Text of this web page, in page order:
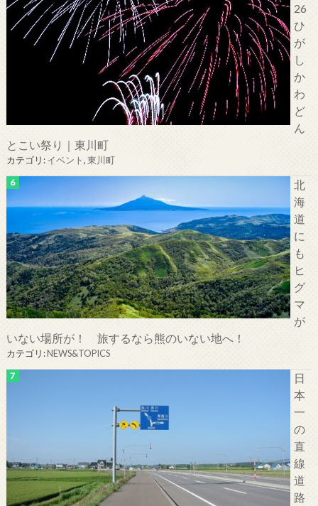
26
ひ
が
し
か
わ
ど
ん
とこい祭り｜東川町
カテゴリ:イベント,東川町
北
海
道
に
も
ヒ
グ
マ
が
いない場所が！ 旅するなら熊のいない地へ！
カテゴリ:NEWS&TOPICS
日
本
一
の
直
線
道
路